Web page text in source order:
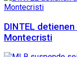
DINTEL
Montecristi